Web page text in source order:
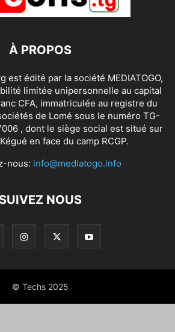
À PROPOS
est édité par la société MEDIATOGO,
limitée unipersonnelle au capital
CFA, immatriculée au registre du
de Lomé sous le numéro TG-
, dont le siège social est situé sur
en face du camp RCGP.
nous: info@mediatogo.info
SUIVEZ NOUS
© Techs 2025